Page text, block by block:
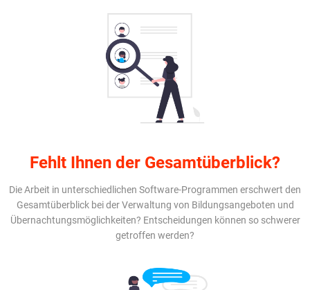
Fehlt Ihnen der Gesamtüberblick?
Die Arbeit in unterschiedlichen Software-Programmen erschwert den
Gesamtüberblick bei der Verwaltung von Bildungsangeboten und
Übernachtungsmöglichkeiten? Entscheidungen können so schwerer
getroffen werden?